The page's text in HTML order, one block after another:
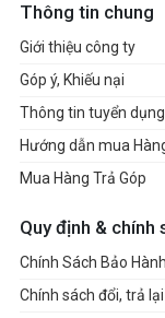
Thông tin chung
Giới thiệu công ty
Góp ý, Khiếu nại
Thông tin tuyển dụng
Hướng dẫn mua
Mua Hàng Trả Góp
Quy định & chính
Chính Sách Bảo Hành
Chính sách đổi, trả